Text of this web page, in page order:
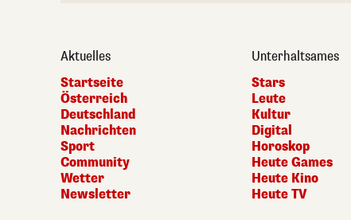
Aktuelles
Startseite
Österreich
Deutschland
Nachrichten
Sport
Community
Wetter
Newsletter
Unterhaltsames
Stars
Leute
Kultur
Digital
Horoskop
Heute Games
Heute Kino
Heute TV